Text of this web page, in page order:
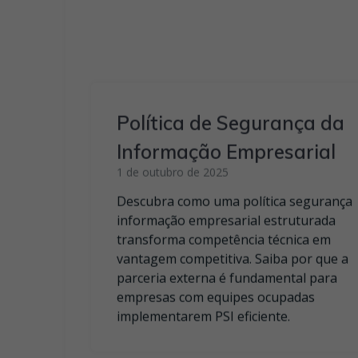
implementarem PSI eficiente.